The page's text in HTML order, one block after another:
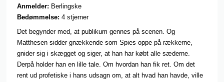
Anmelder: Berlingske
Bedømmelse:4 stjerner
Det begynder med, at publikum gennes på scenen. Og
Matthesen sidder gnækkende som Spies oppe på rækkerne,
gnider sig i skægget og siger, at han har købt alle sæderne.
Derpå holder han en lille tale. Om hvordan han fik ret. Om det
rent ud profetiske i hans udsagn om, at alt hvad han havde, ville